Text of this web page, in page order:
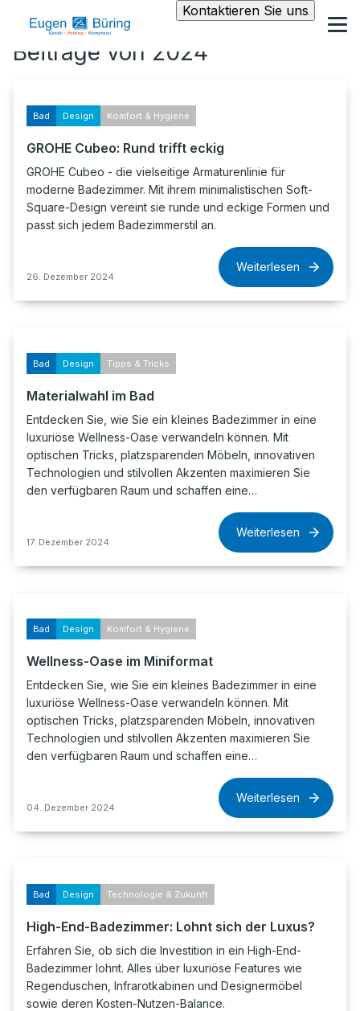
Kontaktieren Sie uns
Beiträge von 2024
Bad Design Komfort & Hygiene
GROHE Cubeo: Rund trifft eckig
GROHE Cubeo - die vielseitige Armaturenlinie für
moderne Badezimmer. Mit ihrem minimalistischen Soft-
Square-Design vereint sie runde und eckige Formen und
passt sich jedem Badezimmerstil an.
26. Dezember 2024
Weiterlesen
Bad Design Tipps & Tricks
Materialwahl im Bad
Entdecken Sie, wie Sie ein kleines Badezimmer in eine
luxuriöse Wellness-Oase verwandeln können. Mit
optischen Tricks, platzsparenden Möbeln, innovativen
Technologien und stilvollen Akzenten maximieren Sie
den verfügbaren Raum und schaffen eine…
17. Dezember 2024
Weiterlesen
Bad Design Komfort & Hygiene
Wellness-Oase im Miniformat
Entdecken Sie, wie Sie ein kleines Badezimmer in eine
luxuriöse Wellness-Oase verwandeln können. Mit
optischen Tricks, platzsparenden Möbeln, innovativen
Technologien und stilvollen Akzenten maximieren Sie
den verfügbaren Raum und schaffen eine…
04. Dezember 2024
Weiterlesen
Bad Design Technologie & Zukunft
High-End-Badezimmer: Lohnt sich der Luxus?
Erfahren Sie, ob sich die Investition in ein High-End-
Badezimmer lohnt. Alles über luxuriöse Features wie
Regenduschen, Infrarotkabinen und Designermöbel
sowie deren Kosten-Nutzen-Balance.